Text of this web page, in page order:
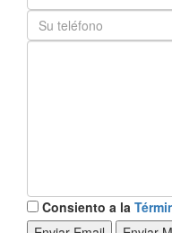
Consiento a la